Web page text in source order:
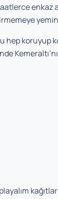
enkaz
hep koruyup